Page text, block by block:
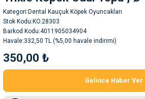
Temizlik Ürünleri
Kategori Dental Kauçuk Köpek Oyuncakları
Stok Kodu KO.28303
Barkod Kodu 4011905034904
Havale 332,50 TL (%5,00 havale indirimi)
350,00 ₺
Gelince Haber Ver